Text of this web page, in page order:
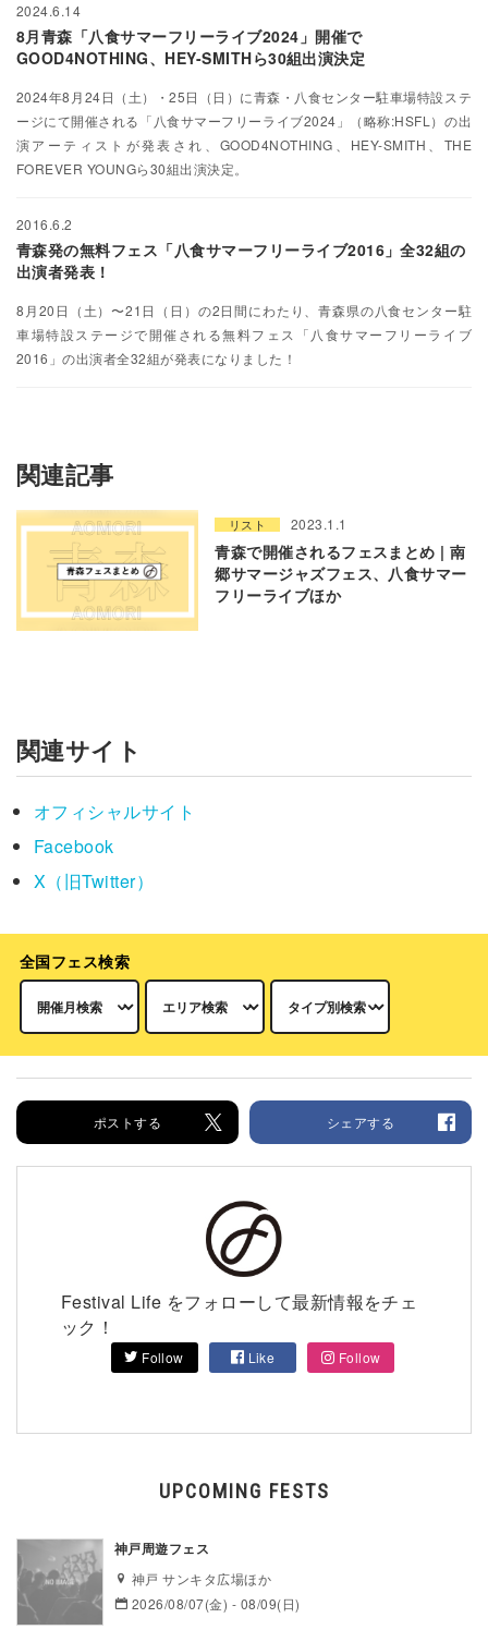
2024.6.14
8月青森「八食サマーフリーライブ2024」開催で
GOOD4NOTHING、HEY-SMITHら30組出演決定
2024年8月24日（土）・25日（日）に青森・八食センター駐車場特設ステ
ージにて開催される「八食サマーフリーライブ2024」（略称:HSFL）の出
演アーティストが発表され、GOOD4NOTHING、HEY-SMITH、THE
FOREVER YOUNGら30組出演決定。
2016.6.2
青森発の無料フェス「八食サマーフリーライブ2016」全32組の
出演者発表！
8月20日（土）〜21日（日）の2日間にわたり、青森県の八食センター駐
車場特設ステージで開催される無料フェス「八食サマーフリーライブ
2016」の出演者全32組が発表になりました！
関連記事
リスト 2023.1.1
青森で開催されるフェスまとめ | 南
郷サマージャズフェス、八食サマー
フリーライブほか
関連サイト
オフィシャルサイト
Facebook
X（旧Twitter）
全国フェス検索
ポストする シェアする
Festival Life をフォローして最新情報をチェ
ック！
Follow Like Follow
UPCOMING FESTS
神戸周遊フェス
神戸 サンキタ広場ほか
2026/08/07(金) - 08/09(日)